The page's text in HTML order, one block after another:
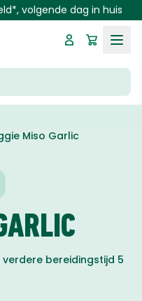
volgende dag in huis
Miso Garlic
verdere bereidingstijd 5